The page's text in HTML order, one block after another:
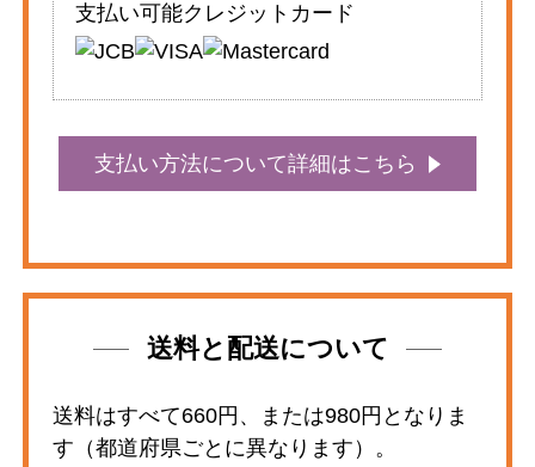
支払い可能クレジットカード
支払い方法について詳細はこちら
送料と配送について
送料はすべて660円、または980円となりま
す（都道府県ごとに異なります）。